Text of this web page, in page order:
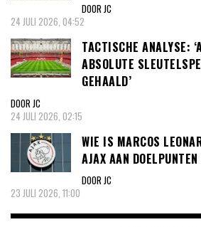
DOOR JC
24 JULI 2026, 04:52
TACTISCHE ANALYSE:
ABSOLUTE
GEHAALD’
DOOR JC
24 JULI 2026, 02:15
WIE IS MARCOS
AJAX AAN
DOOR JC
23 JULI 2026, 11:00